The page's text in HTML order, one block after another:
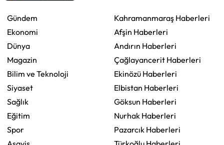
Gündem
Ekonomi
Dünya
Magazin
Bilim ve Teknoloji
Siyaset
Sağlık
Eğitim
Spor
Kahramanmaraş Haberleri
Afşin Haberleri
Andırın Haberleri
Çağlayancerit Haberleri
Ekinözü Haberleri
Elbistan Haberleri
Göksun Haberleri
Nurhak Haberleri
Pazarcık Haberleri